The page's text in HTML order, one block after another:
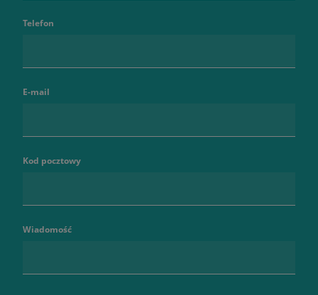
Telefon
E-mail
Kod pocztowy
Wiadomość